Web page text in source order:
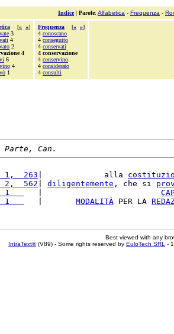
Indice| Parole: Alfabetica - Frequenza -
[« »]
3
4
2
4
6
4
1
Frequenza [« »]
4 conoscano
4 conseguito
4 conservati
4 conservazione
4 conservino
4 considerato
4 consulti
Can.
1,  263
|             alla
2,  562
diligentemente , che si
1
1
MODALITÀ PER LA
Best viewed with any
IntraText®(V89) - Some rights reserved by EuloTech SRL -